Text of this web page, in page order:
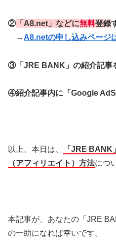
② 「A8.net」などに無料登録
→ A8.netの申し込みページ
③「JRE BANK」の紹介記事
④紹介記事内に「Google
以上、本日は、
「JRE BANK
（アフィリエイト）方法につ
本記事が、あなたの「JRE
の一助になれば幸いです。